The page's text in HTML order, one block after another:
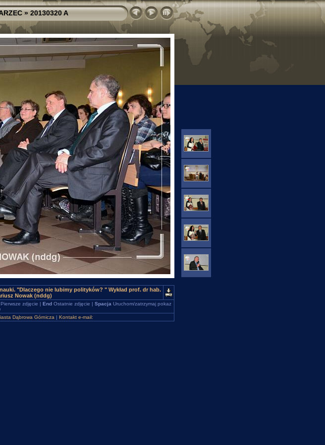
»20130320 A
"Dlaczego nie lubimy polityków? " Wykład prof. dr hab.
Nowak (nddg)
Pierwsze zdjęcie | EndOstatnie zdjęcie | Spacja Uruchom/zatrzymaj pokaz
Dąbrowa Górnicza | Kontakt e-mail: